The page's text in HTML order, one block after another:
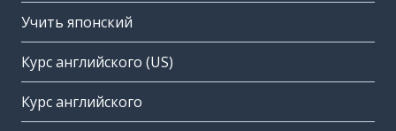
Учить японский
Курс английского (US)
Курс английского